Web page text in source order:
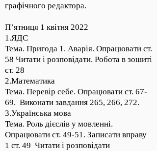
графічного редактора.
П’ятниця 1 квітня 2022
1.ЯДС
Тема. Пригода 1. Аварія. Опрацювати ст.
58 Читати і розповідати. Робота в зошиті
ст. 28
2.Математика
Тема. Перевір себе. Опрацювати ст. 67-
69. Виконати завдання 265, 266, 272.
3.Українська мова
Тема. Роль дієслів у мовленні.
Опрацювати ст. 49-51. Записати вправу
1 ст. 49 Читати і розповідати